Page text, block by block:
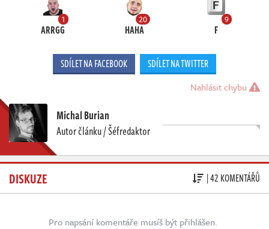
1
ARRGG
20
HAHA
9
F
SDÍLET NA FACEBOOK SDÍLET NA TWITTER
Nahlásit chybu
Michal Burian
Autor článku / Šéfredaktor
DISKUZE | 42 KOMENTÁŘŮ
Pro napsání komentáře musíš být přihlášen.